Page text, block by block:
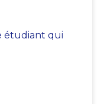
étudiant qui